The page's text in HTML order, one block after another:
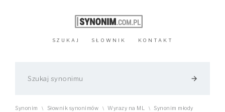
SZUKAJ SŁOWNIK KONTAKT
arrow_forward
Synonim \ Słownik synonimów \ Wyrazy na ML \ Synonim młody